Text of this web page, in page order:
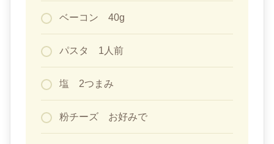
ベーコン 40g
パスタ 1人前
塩 2つまみ
粉チーズ お好みで